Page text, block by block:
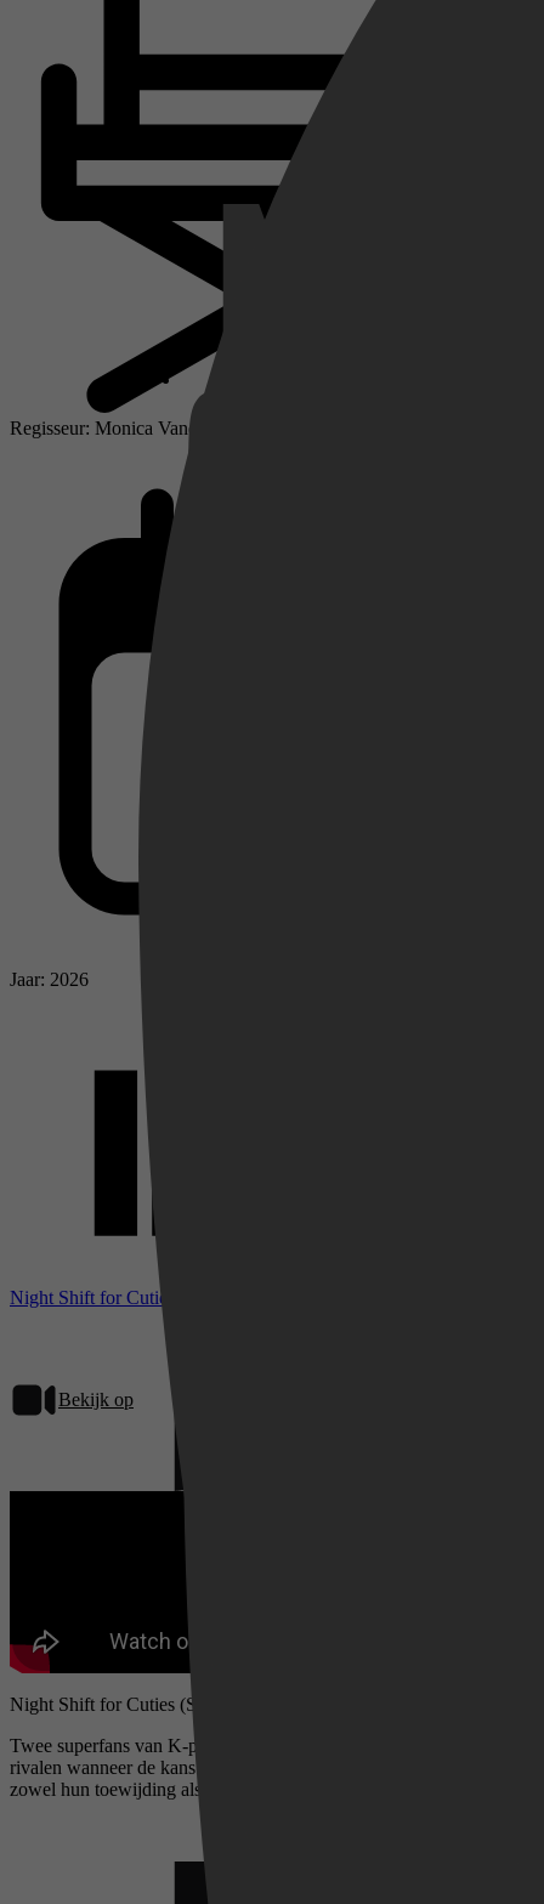
Regisseur: Monica Vanesa Tedja
Jaar: 2026
Night Shift for Cuties bij IMDb
Bekijk op
Night Shift for Cuties (S01)
Twee superfans van K-pop veranderen van beste vriendinnen in
rivalen wanneer de kans om hun favoriete groep in Korea te zien
zowel hun toewijding als obsessie op de proef stelt.